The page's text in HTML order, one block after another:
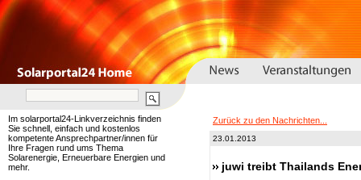
Im solarportal24-Linkverzeichnis finden
Sie schnell, einfach und kostenlos
kompetente Ansprechpartner/innen für
Ihre Fragen rund ums Thema
Solarenergie, Erneuerbare Energien und
mehr.
Zurück zu den Nachrichten...
23.01.2013
juwi treibt Thailands